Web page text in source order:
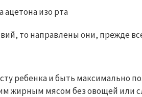
то направлены они, прежде
ребенка и быть максимально
жирным мясом без овощей или